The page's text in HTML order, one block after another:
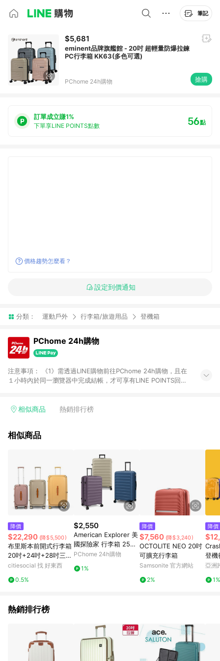
筆記
$5,681
eminent品牌旗艦館 - 20吋 超輕量防爆拉鍊
PC行李箱 KK63(多色可選)
PChome 24h購物 搶購
訂單成立賺1%
下單享LINE POINTS點數 56點
價格趨勢怎麼看？
設定到價通知
分類： 運動戶外 行李箱/旅遊用品 登機箱
PChome 24h購物
注意事項： 《1》需透過LINE購物前往PChome 24h購物，且在
１小時內於同一瀏覽器中完成結帳，才可享有LINE POINTS回饋
在點數回饋範圍內。 《3》如取消訂單、退貨、購物中登出
品、票券、訂閱方案、PChome儲值商品、企業專區/企業採購、
值點數、點數/禮物卡 [2025/2/16起適用] - 票券全品項
[2026/6/2起適用] 《5》回饋點數的計算將會排除【訂單活動折
扣 (含折價券折扣)】、【P幣扣抵】、【現金積點扣抵】及【訂單
運費】等金額。 《6》符合LINE POINTS回饋資格之訂單將於商
家訂單頁面標示「LINE回饋」，若無此標示則 不符合回饋LINE
POINTS點數資格亦不得使用點數紅包 。 《7》LINE購物設有
「單一商品最高回饋點數」機制 (特殊活動時開放「回饋無上
限」)，以同一訂單中同一商品不論件數計算，並依訂單成立時間
當下LINE購物所設定的回饋機制為準。 《8》LINE購物為購物資
訊整合性平台，商品資料更新會有時間差，如顯示之商品規格、
顏色、價位、贈品與PChome 24h購物銷售網頁不符，以銷售網
頁標示為準！
相似商品 熱銷排行榜
相似商品
降價
$22,290 (降$5,500)
布里斯本前開式行李箱
20吋+24吋+28吋三件
組 20吋藍花楹粉+24
楹粉
citiesocial 找 好東西
0.5%
$2,550
American Explorer 美
國探險家 行李箱 25吋
+29吋 旅行箱 (CP2)
PChome 24h購物
1%
降價
$7,560 (降$3,240)
OCTOLITE NEO 20吋
可擴充行李箱
Samsonite 官方網站
2%
降價
登機
白/
亞洲
1%
熱銷排行榜